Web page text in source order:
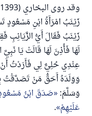
زَيْنَبُ امْرَأَةُ ابْنِ مَسْعُودٍ
زَيْنَبُ فَقَالَ أَيُّ الزَّيَانِبِ
لَهَا فَأُذِنَ لَهَا قَالَتْ يَا
عِنْدِي حُلِيٌّ لِي فَأَرَدْتُ
وَوَلَدَهُ أَحَقُّ مَنْ تَصَدَّقْتُ
وَسَلَّمَ: صَدَقَ ابْنُ
عَلَيْهِمْ .